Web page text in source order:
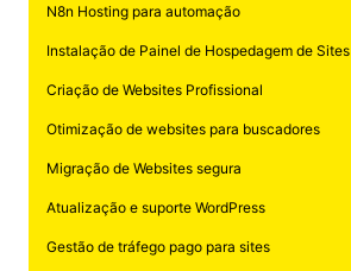
N8n Hosting para automação
Instalação de Painel de Hospedagem de Sites
Criação de Websites Profissional
Otimização de websites para buscadores
Migração de Websites segura
Atualização e suporte WordPress
Gestão de tráfego pago para sites